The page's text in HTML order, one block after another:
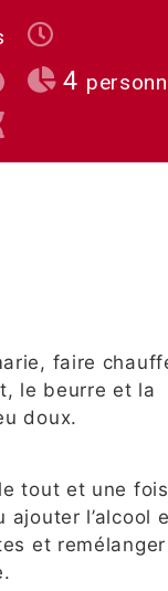
4
faire
le beurre et la
doux.
tout et une fois
ajouter l’alcool
et remélanger